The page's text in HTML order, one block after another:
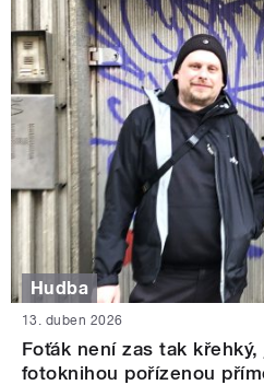
Hudba
13. duben 2026
Foťák není zas tak
fotoknihou pořízenou